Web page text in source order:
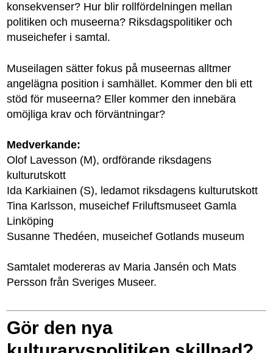
konsekvenser? Hur blir rollfördelningen mellan
politiken och museerna? Riksdagspolitiker och
museichefer i samtal.
Museilagen sätter fokus på museernas alltmer
angelägna position i samhället. Kommer den bli ett
stöd för museerna? Eller kommer den innebära
omöjliga krav och förväntningar?
Medverkande:
Olof Lavesson (M), ordförande riksdagens
kulturutskott
Ida Karkiainen (S), ledamot riksdagens kulturutskott
Tina Karlsson, museichef Friluftsmuseet Gamla
Linköping
Susanne Thedéen, museichef Gotlands museum
Samtalet modereras av Maria Jansén och Mats
Persson från Sveriges Museer.
Gör den nya